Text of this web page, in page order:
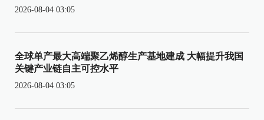
2026-08-04 03:05
全球单产最大高端聚乙烯醇生产基地建成 大幅提升我国
关键产业链自主可控水平
2026-08-04 03:05